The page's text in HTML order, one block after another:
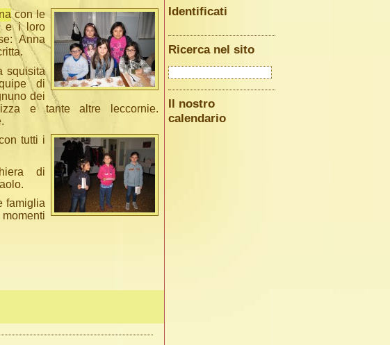
con le
e i loro
Anna
squisita
di
dei
e tante altre leccornie.
tutti i
di
famiglia
Identificati
Ricerca nel sito
Il nostro
calendario